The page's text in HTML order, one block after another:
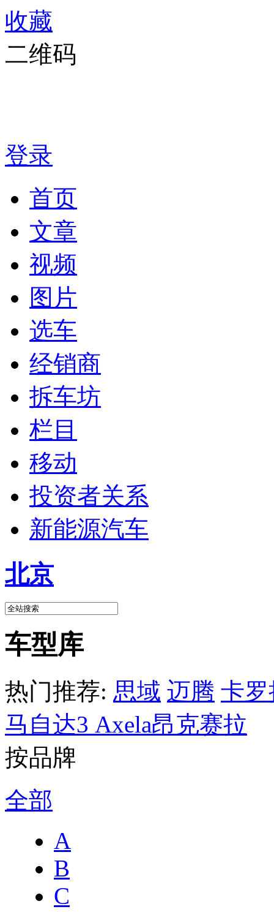
收藏
二维码
登录
首页
文章
视频
图片
选车
经销商
拆车坊
栏目
移动
投资者关系
新能源汽车
北京
车型库
热门推荐: 思域 迈腾 卡罗
马自达3 Axela昂克赛拉
按品牌
全部
A
B
C